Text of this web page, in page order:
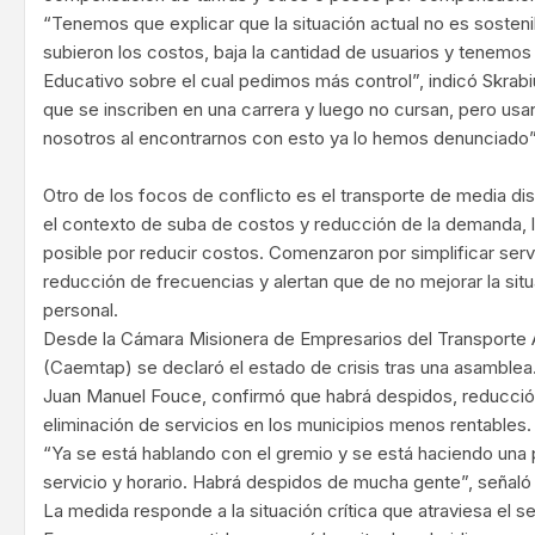
“Tenemos que explicar que la situación actual no es
subieron los costos, baja la cantidad de usuarios y
Educativo sobre el cual pedimos más control”, indicó
que se inscriben en una carrera y luego no cursan, pero
nosotros al encontrarnos con esto ya lo hemos
Otro de los focos de conflicto es el transporte de media
el contexto de suba de costos y reducción de la demanda,
posible por reducir costos. Comenzaron por simplificar
reducción de frecuencias y alertan que de no mejorar la
personal.
Desde la Cámara Misionera de Empresarios del
(Caemtap) se declaró el estado de crisis tras una
Juan Manuel Fouce, confirmó que habrá despidos,
eliminación de servicios en los municipios menos rentables.
“Ya se está hablando con el gremio y se está haciendo
servicio y horario. Habrá despidos de mucha gente”,
La medida responde a la situación crítica que atraviesa el